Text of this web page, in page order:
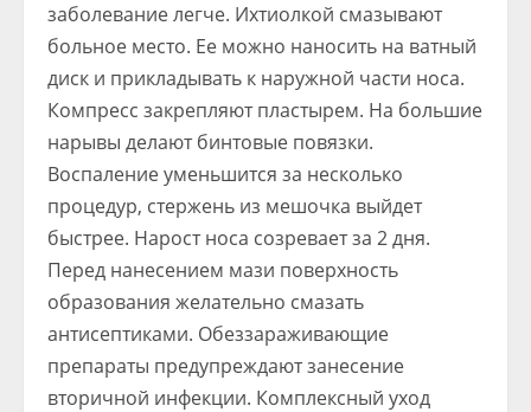
заболевание легче. Ихтиолкой смазывают
больное место. Ее можно наносить на ватный
диск и прикладывать к наружной части носа.
Компресс закрепляют пластырем. На большие
нарывы делают бинтовые повязки.
Воспаление уменьшится за несколько
процедур, стержень из мешочка выйдет
быстрее. Нарост носа созревает за 2 дня.
Перед нанесением мази поверхность
образования желательно смазать
антисептиками. Обеззараживающие
препараты предупреждают занесение
вторичной инфекции. Комплексный уход